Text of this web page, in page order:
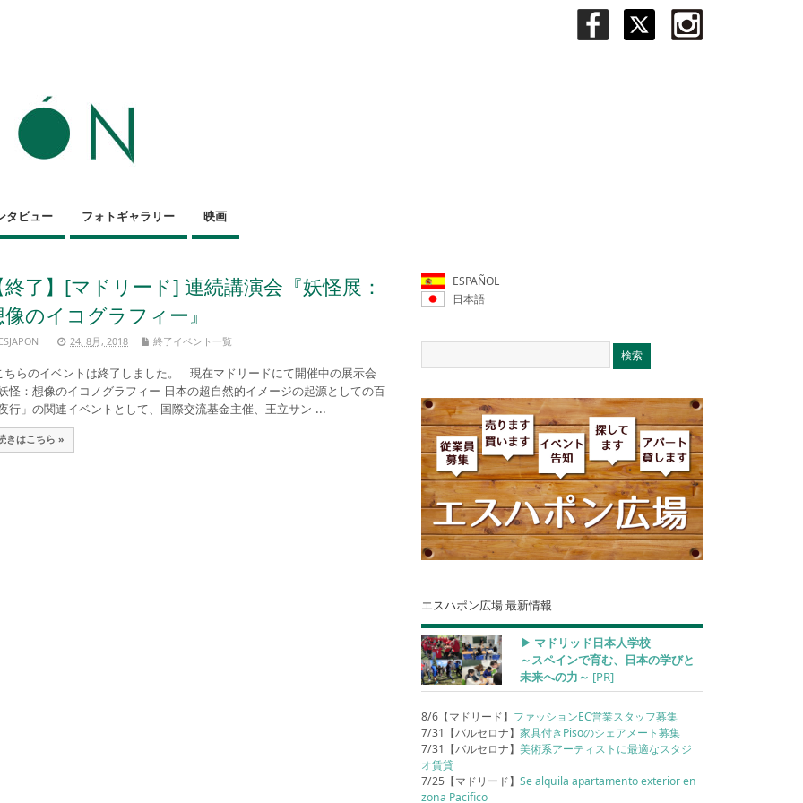
タビュー フォトギャラリー 映画
終了】[マドリード] 連続講演会『妖怪展：
像のイコグラフィー』
24, 8月, 2018 終了イベント一覧
らのイベントは終了しました。 現在マドリードにて開催中の展示会
怪：想像のイコノグラフィー 日本の超自然的イメージの起源としての百
行」の関連イベントとして、国際交流基金主催、王立サン ...
きはこちら »
ESPAÑOL
日本語
エスハポン広場 最新情報
▶︎ マドリッド日本人学校
～スペインで育む、日本の学びと
未来への力～ [PR]
8/6【マドリード】 ファッションEC営業スタッフ募集
7/31【バルセロナ】家具付きPisoのシェアメート募集
7/31【バルセロナ】美術系アーティストに最適なスタジ
オ賃貸
7/25【マドリード】Se alquila apartamento exterior en
zona Pacifico